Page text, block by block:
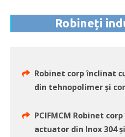
Robineți
Robinet corp înclinat
din tehnopolimer și
PCIFMCM Robinet
actuator din Inox 304